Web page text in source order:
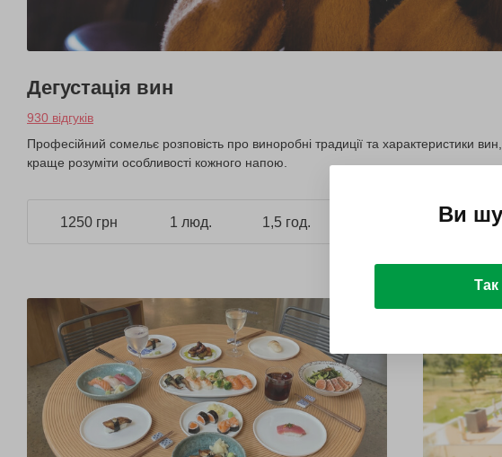
Дегустація вин
930 відгуків
Професійний сомельє розповість про виноробні традиції та характеристики вин,
краще розуміти особливості кожного напою.
1250 грн 1 люд. 1,5 год. Купити
Ви
Так